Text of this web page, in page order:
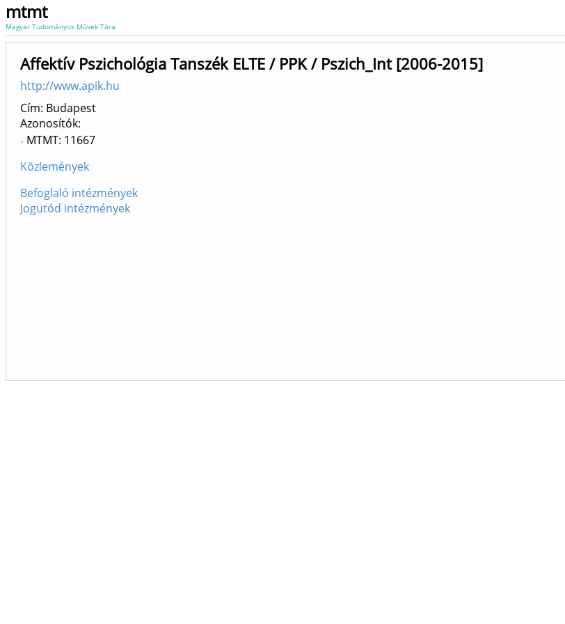
mtmt
Magyar Tudományos Művek Tára
Affektív Pszichológia Tanszék ELTE / PPK / Pszich_Int [2006-2015]
http://www.apik.hu
Cím: Budapest
Azonosítók
MTMT: 11667
Közlemények
Befoglaló intézmények
Jogutód intézmények